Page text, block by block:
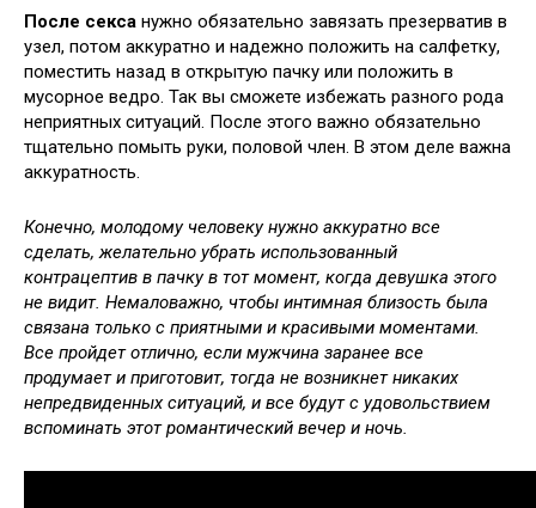
После секса нужно обязательно завязать презерватив в
узел, потом аккуратно и надежно положить на салфетку,
поместить назад в открытую пачку или положить в
мусорное ведро. Так вы сможете избежать разного рода
неприятных ситуаций. После этого важно обязательно
тщательно помыть руки, половой член. В этом деле важна
аккуратность.
Конечно, молодому человеку нужно аккуратно все
сделать, желательно убрать использованный
контрацептив в пачку в тот момент, когда девушка этого
не видит. Немаловажно, чтобы интимная близость была
связана только с приятными и красивыми моментами.
Все пройдет отлично, если мужчина заранее все
продумает и приготовит, тогда не возникнет никаких
непредвиденных ситуаций, и все будут с удовольствием
вспоминать этот романтический вечер и ночь.